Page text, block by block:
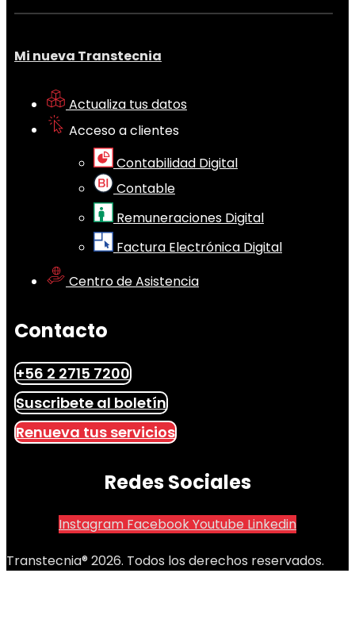
Mi nueva Transtecnia
Actualiza tus datos
Acceso a clientes
Contabilidad Digital
Contable
Remuneraciones Digital
Factura Electrónica Digital
Centro de Asistencia
Contacto
+56 2 2715 7200
Suscribete al boletín
Renueva tus servicios
Redes Sociales
Instagram FacebookYoutube Linkedin
Transtecnia® 2026. Todos los derechos reservados.